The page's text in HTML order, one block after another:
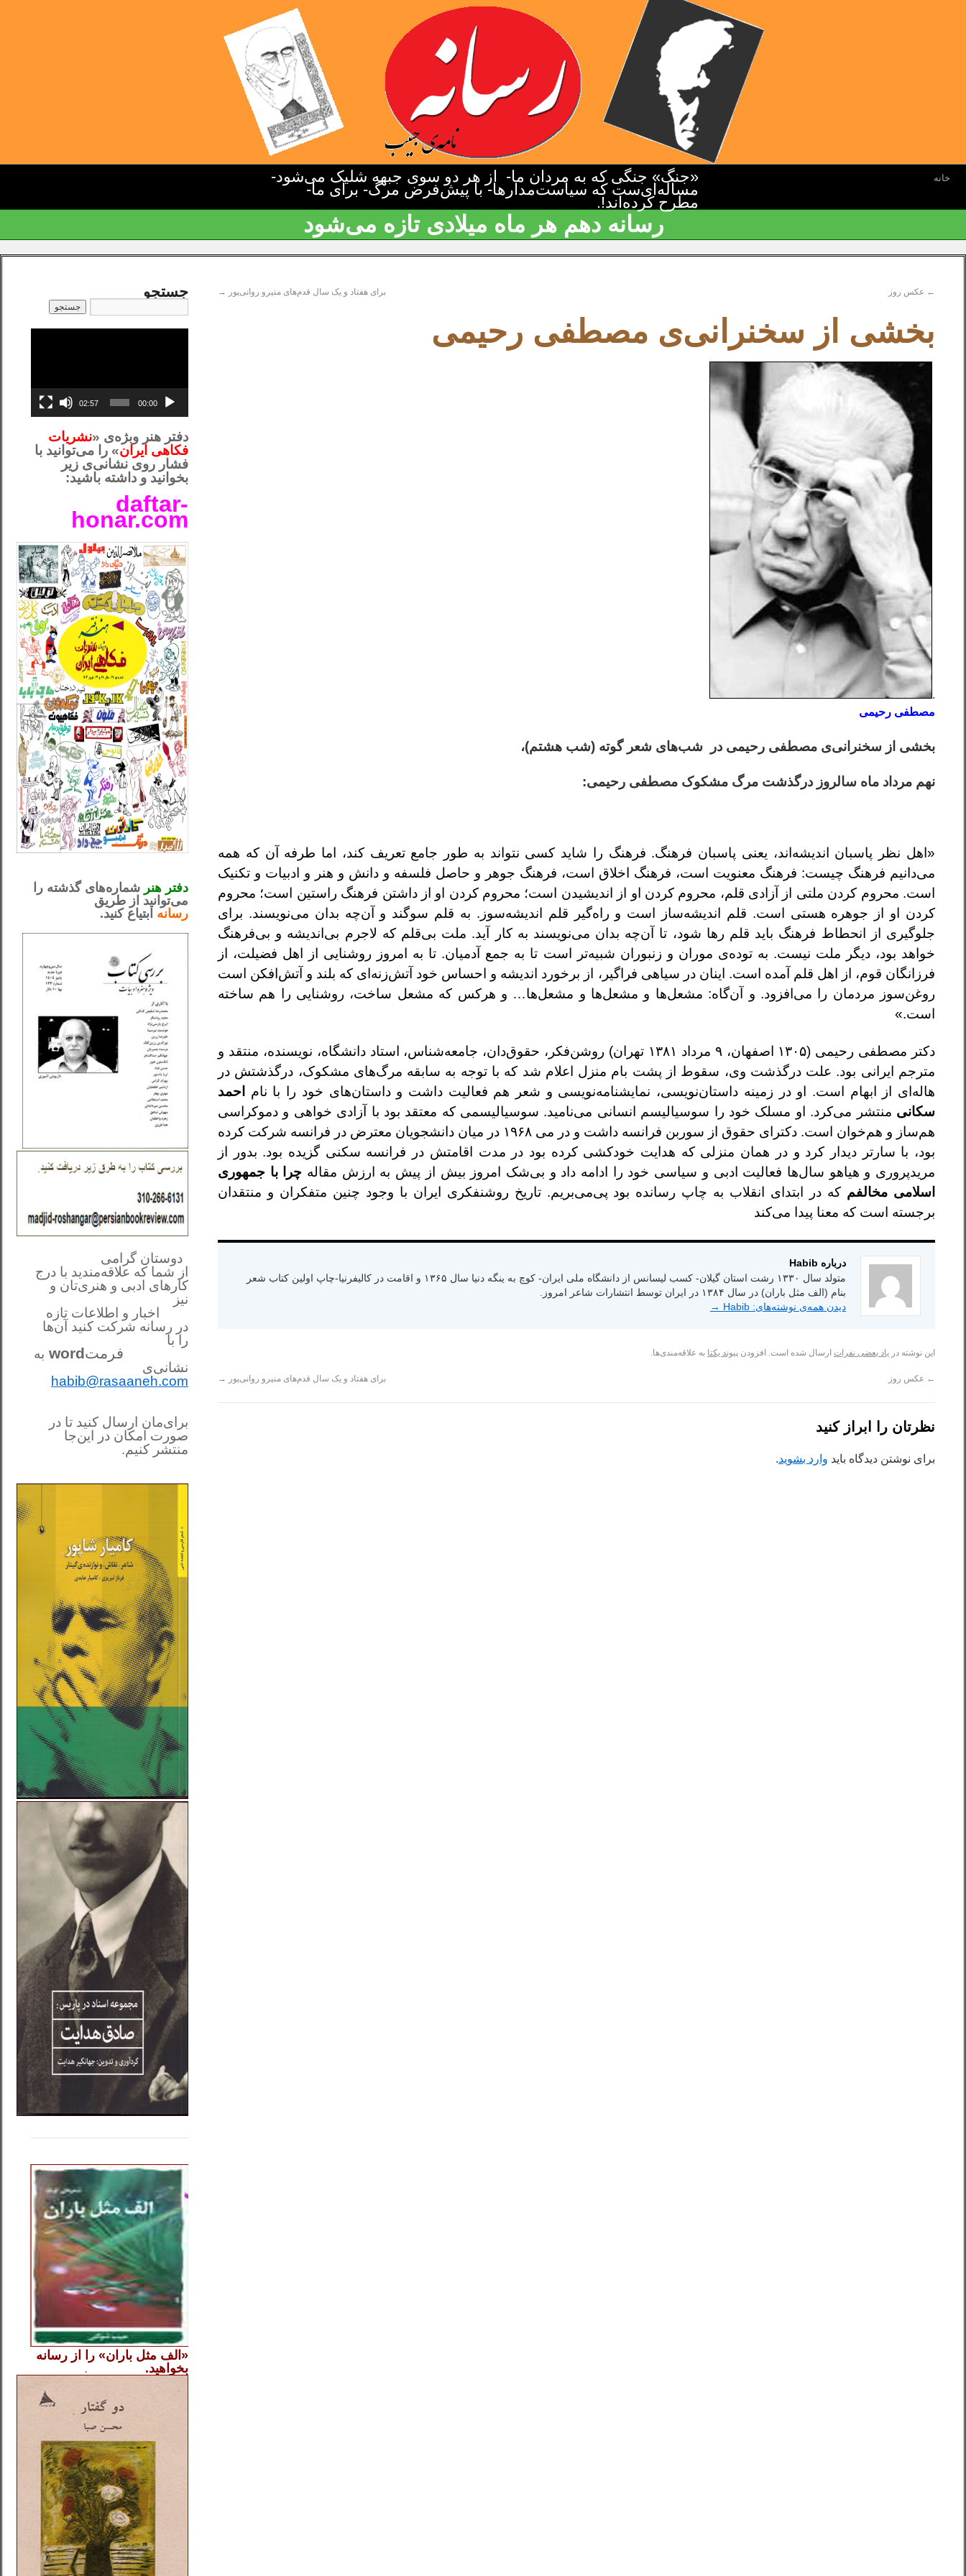
خانه «جنگ» جنگی که به مردان ما- از هر دو سوی جبهه شلیک می‌شود-
مسأله‌ای‌ست که سیاست‌مدارها- با پیش‌فرض مرگ- برای ما-
مطرح کرده‌اند!.
رسانه دهم هر ماه میلادی تازه می‌شود
← عکس روز برای هفتاد و یک سال قدم‌های منیرو روانی‌پور →
بخشی از سخنرانی‌ی مصطفی رحیمی
.
مصطفی رحیمی
بخشی از سخنرانی‌ی مصطفی رحیمی در شب‌های شعر گوته (شب هشتم)،
نهم مرداد ماه سالروز درگذشت مرگ مشکوک مصطفی رحیمی:
«اهل نظر پاسبان اندیشه‌اند، یعنی پاسبان فرهنگ. فرهنگ را شاید کسی نتواند به طور جامع تعریف کند، اما طرفه آن که همه
می‌دانیم فرهنگ چیست: فرهنگ معنویت است، فرهنگ اخلاق است، فرهنگ جوهر و حاصل فلسفه و دانش و هنر و ادبیات و تکنیک
است. محروم کردن ملتی از آزادی قلم، محروم کردن او از اندیشیدن است؛ محروم کردن او از داشتن فرهنگ راستین است؛ محروم
کردن او از جوهره هستی است. قلم اندیشه‌ساز است و راه‌گیر قلم اندیشه‌سوز. به قلم سوگند و آن‌چه بدان می‌نویسند. برای
جلوگیری از انحطاط فرهنگ باید قلم رها شود، تا آن‌چه بدان می‌نویسند به کار آید. ملت بی‌قلم که لاجرم بی‌اندیشه و بی‌فرهنگ
خواهد بود، دیگر ملت نیست. به توده‌ی موران و زنبوران شبیه‌تر است تا به جمع آدمیان. تا به امروز روشنایی از اهل فضیلت، از
فرزانگان قوم، از اهل قلم آمده است. اینان در سیاهی فراگیر، از برخورد اندیشه و احساس خود آتش‌زنه‌ای که بلند و آتش‌افکن است
روغن‌سوز مردمان را می‌افزود. و آن‌گاه: مشعل‌ها و مشعل‌ها و مشعل‌ها… و هرکس که مشعل ساخت، روشنایی را هم ساخته
است.»
دکتر مصطفی رحیمی (۱۳۰۵ اصفهان، ۹ مرداد ۱۳۸۱ تهران) روشن‌فکر، حقوق‌دان، جامعه‌شناس، استاد دانشگاه، نویسنده، منتقد و
مترجم ایرانی بود. علت درگذشت وی، سقوط از پشت بام منزل اعلام شد که با توجه به سابقه مرگ‌های مشکوک، درگذشتش در
هاله‌ای از ابهام است‌. او در زمینه داستان‌نویسی، نمایشنامه‌نویسی و شعر هم فعالیت داشت و داستان‌های خود را با نام
احمد
سکانی منتشر می‌کرد. او مسلک خود را سوسیالیسم انسانی می‌نامید. سوسیالیسمی که معتقد بود با آزادی خواهی و دموکراسی
هم‌ساز و هم‌خوان است. دکترای حقوق از سوربن فرانسه داشت و در‌ می ۱۹۶۸ در میان دانشجویان معترض در فرانسه شرکت کرده
بود، با سارتر دیدار کرد و در همان منزلی که هدایت خودکشی کرده بود در مدت اقامتش در فرانسه سکنی گزیده بود. بدور از
مریدپروری و هیاهو سال‌ها فعالیت ادبی و سیاسی خود را ادامه داد و بی‌شک امروز بیش از پیش به ارزش مقاله چرا با جمهوری
اسلامی مخالفم که در ابتدای انقلاب به چاپ رسانده بود پی‌می‌بریم. تاریخ روشنفکری ایران با وجود چنین متفکران و منتقدان
برجسته است که معنا پیدا می‌کند
درباره Habib
متولد سال ۱۳۳۰ رشت استان گیلان- کسب لیسانس از دانشگاه ملی ایران- کوچ به ینگه دنیا سال ۱۳۶۵ و اقامت در کالیفرنیا-چاپ اولین کتاب شعر
بنام (الف مثل باران) در سال ۱۳۸۴ در ایران توسط انتشارات شاعر امروز.
دیدن همه‌ی نوشته‌های: Habib
→
این نوشته در یاد بعضی نفرات ارسال شده است. افزودن پیوند یکتا به علاقه‌مندی‌ها.
← عکس روز برای هفتاد و یک سال قدم‌های منیرو روانی‌پور →
نظرتان را ابراز کنید
برای نوشتن دیدگاه باید وارد بشوید.
جستجو
00:00
02:57
دفتر هنر وبژه‌ی «نشریات
فکاهی ایران» را می‌توانید با
فشار روی نشانی‌ی زیر
بخوانید و داشته باشید:
daftar-
honar.com
دفتر هنر شماره‌های گذشته را
می‌توانید از طریق
رسانه ابتیاع کنید.
دوستان گرامی
از شما که علاقه‌مندید با درج
کارهای‌ ادبی و هنری‌تان و
نیز
اخبار و اطلاعات تازه
در رسانه شرکت کنید آن‌ها
را با
فرمتword به
نشانی‌ی
habib@rasaaneh.com
برای‌مان ارسال کنید تا در
صورت امکان در این‌جا
منتشر کنیم.
«الف مثل باران» را از رسانه
بخواهید.
.